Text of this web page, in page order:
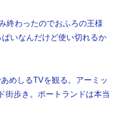
終わったのでおふろの王様
いなんだけど使い切れるか
めしるTVを観る。アーミッ
街歩き。ポートランドは本当